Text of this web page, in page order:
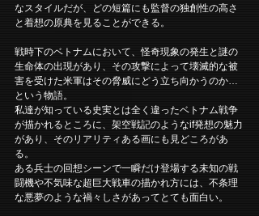
なスタイルだが、どの短篇にも監督の独創性の高さ
と着想の原典を見ることができる。
戦時下のベトナムにおいて、怪奇現象の発生と謎の
生命体の出現があり、その攻撃によって壊滅的な被
害を受けた米軍はその脅威にどう立ち向かうのか…
という物語。
私達が知っている史実とは全く違ったベトナム戦争
が描かれるところに、架空戦記のようなif発想の魅力
があり、そのリアリティある画にも見どころがあ
る。
ある兵士の回想シーンで一瞬だけ登場する未知の戦
闘機や不気味な超巨大戦車の描かれ方には、不条理
な悪夢のような禍々しさがあってとても面白い。